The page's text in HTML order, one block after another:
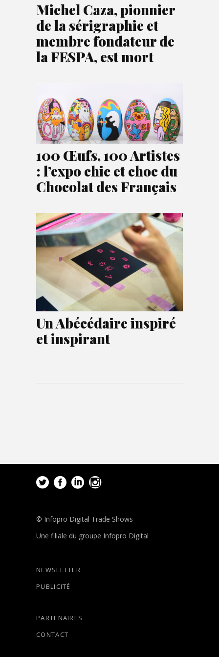
Michel Caza, pionnier
de la sérigraphie et
membre fondateur de
la FESPA, est mort
100 Œufs, 100 Artistes
: l’expo chic et choc du
Chocolat des Français
Un Abécédaire inspiré
et inspirant
© Infopro Digital Trade Shows
Une filiale du groupe Infopro Digital
NEWSLETTER
PUBLICITÉ
PARTENAIRES
CONTACT